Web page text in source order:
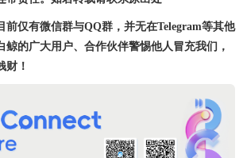
前仅有微信群与QQ群，并无在Telegram等其他
鲸的广大用户、合作伙伴警惕他人冒充我们，
财！